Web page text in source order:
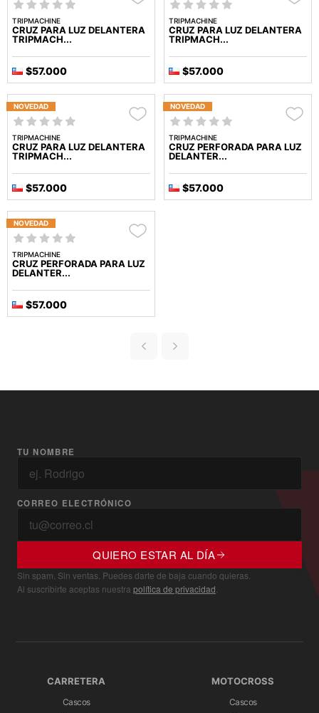
TRIPMACHINE
CRUZ PARA LUZ DELANTERA
TRIPMACH...
$57.000
TRIPMACHINE
CRUZ PARA LUZ DELANTERA
TRIPMACH...
$57.000
NOVEDAD
TRIPMACHINE
CRUZ PARA LUZ DELANTERA
TRIPMACH...
$57.000
NOVEDAD
TRIPMACHINE
CRUZ PERFORADA PARA LUZ
DELANTER...
$57.000
NOVEDAD
TRIPMACHINE
CRUZ PERFORADA PARA LUZ
DELANTER...
$57.000
TU NOMBRE
CORREO ELECTRÓNICO
QUIERO ESTAR AL DÍA
Sin spam. Sin ventas. Puedes darte de baja cuando quieras.
Al suscribirte aceptas nuestra política de privacidad.
CARRETERA
Cascos
MOTOCROSS
Cascos